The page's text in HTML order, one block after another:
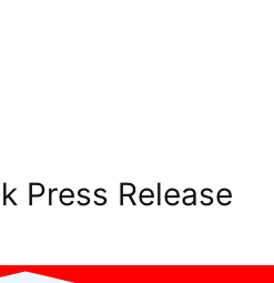
Press Release